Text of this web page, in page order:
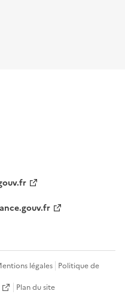
légales Politique de
Plan du site